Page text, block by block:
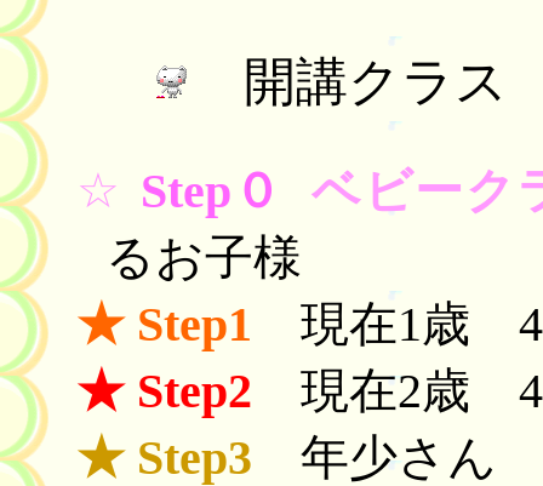
開講クラス
☆ Step ０
ベビー
るお子様
★Step1 現在1歳4
★Step2 現在2歳4
★Step3 年少さん